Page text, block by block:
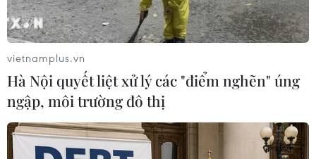
#Tìm kiếm nạn nhân
#Tắm biển
vietnamplus.vn
Hà Nội quyết liệt xử lý các "điểm nghẽn" úng
ngập, môi trường đô thị